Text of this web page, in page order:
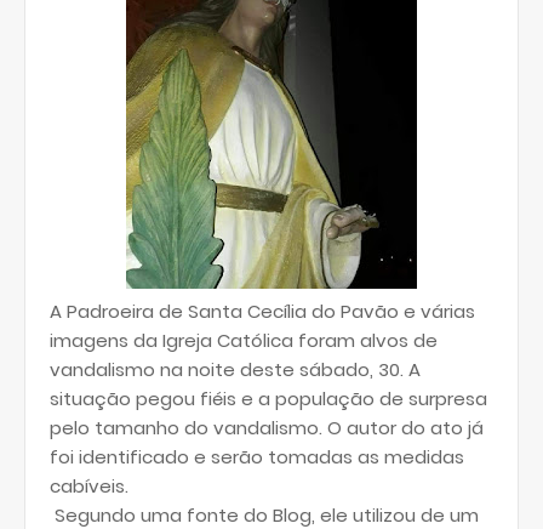
A Padroeira de Santa Cecília do Pavão e várias
imagens da Igreja Católica foram alvos de
vandalismo na noite deste sábado, 30. A
situação pegou fiéis e a população de surpresa
pelo tamanho do vandalismo. O autor do ato já
foi identificado e serão tomadas as medidas
cabíveis.
Segundo uma fonte do Blog, ele utilizou de um